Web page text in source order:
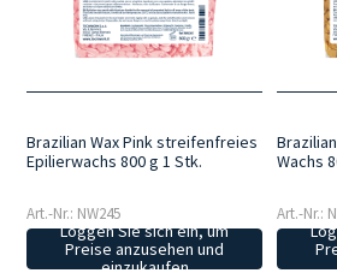
Brazilian Wax Pink streifenfreies
Epilierwachs 800 g 1 Stk.
Art.-Nr.: NW245
Loggen Sie sich ein, um
Preise anzusehen und
einzukaufen
Wachs
Art.-Nr.: